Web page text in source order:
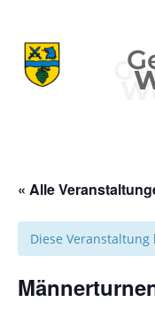
« Alle
Diese